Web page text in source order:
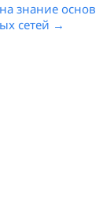
знание основ
сетей →